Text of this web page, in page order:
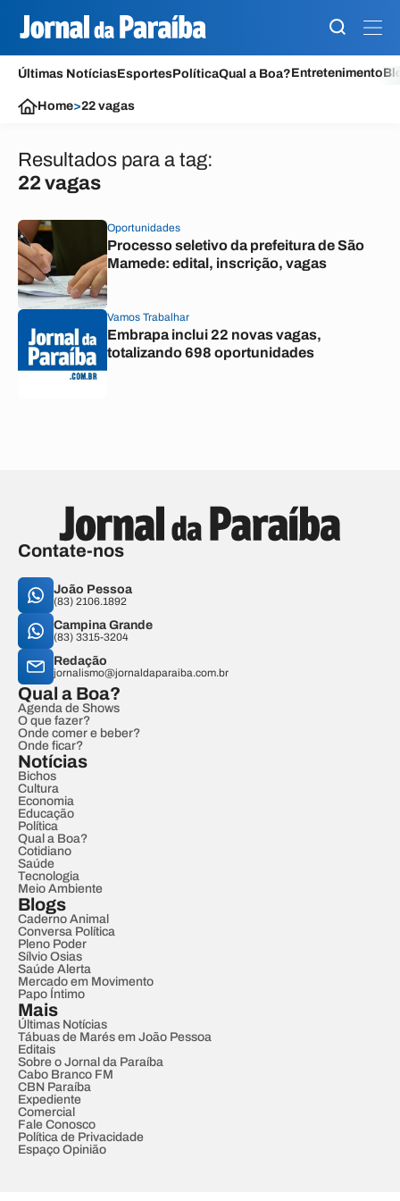
Últimas NotíciasEsportesPolíticaQual a Boa?Entretenimento
Home>22 vagas
Resultados para a tag:
22 vagas
Oportunidades
Processo seletivo da prefeitura de São
Mamede: edital, inscrição, vagas
Vamos Trabalhar
Embrapa inclui 22 novas vagas,
totalizando 698 oportunidades
Contate-nos
João Pessoa
(83) 2106.1892
Campina Grande
(83) 3315-3204
Redação
jornalismo@jornaldaparaiba.com.br
Qual a Boa?
Agenda de Shows
O que fazer?
Onde comer e beber?
Onde ficar?
Notícias
Bichos
Cultura
Economia
Educação
Política
Qual a Boa?
Cotidiano
Saúde
Tecnologia
Meio Ambiente
Blogs
Caderno Animal
Conversa Política
Pleno Poder
Sílvio Osias
Saúde Alerta
Mercado em Movimento
Papo Íntimo
Mais
Últimas Notícias
Tábuas de Marés em João Pessoa
Editais
Sobre o Jornal da Paraíba
Cabo Branco FM
CBN Paraíba
Expediente
Comercial
Fale Conosco
Política de Privacidade
Espaço Opinião